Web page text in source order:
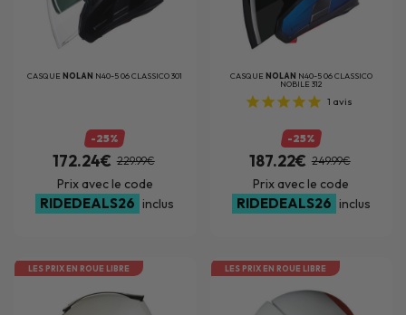
CASQUENOLAN N40-5 06 CLASSICO 301
-25%
172.24€ 229.99€
Prix avec le code
RIDEDEALS26 inclus
CASQUE NOLAN N40-5 06 CLASSICO
NOBILE 312
1 avis
-25%
187.22€ 249.99€
Prix avec le code
RIDEDEALS26 inclus
LES PRIX EN ROUE LIBRE LES PRIX EN ROUE LIBRE